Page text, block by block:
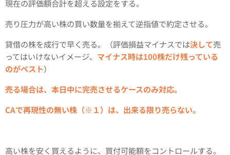
現在の評価額合計を超える設定をする。
売り圧力が高い株の買い数量を揃えて逆指値で約定させる。
貸借の株を成行で早く売る。（評価損益マイナスでは決して売
ってはいけないイメージ、 マイナス時は100株だけ残っている
のがベスト）
売る場合は、本日中に完売させるケースのみ対応。
CAで再現性の無い株（※１）は、出来る限り売らない。
高い株を安く買えるように、買付可能額をコントロールする。